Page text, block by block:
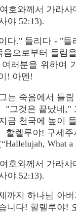
호와께서 가라
야 52:13).
다." 들리다 - "
음으로부터 들림
러분을 위하여
! 아멘!
는 죽음에서 들
"그것은 끝났네,"
금 천국에 높이
할렐루야! 구세주
What
호와께서 가라
야 52:13).
까지 하나님 아
니다! 할렐루야!